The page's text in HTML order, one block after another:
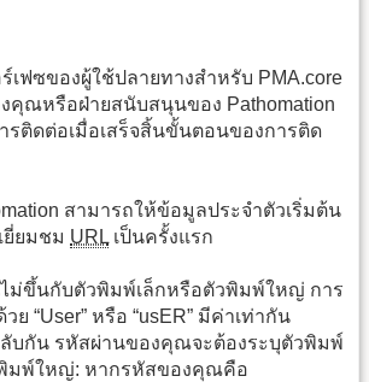
เฟซของผู้ใช้ปลายทางสำหรับ PMA.core
คุณหรือฝ่ายสนับสนุนของ Pathomation
รติดต่อเมื่อเสร็จสิ้นขั้นตอนของการติด
สามารถให้ข้อมูลประจำตัวเริ่มต้น
ยมชม URL เป็นครั้งแรก
ม่ขึ้นกับตัวพิมพ์เล็กหรือตัวพิมพ์ใหญ่ การ
ย “User” หรือ “usER” มีค่าเท่ากัน
บกัน รหัสผ่านของคุณจะต้องระบุตัวพิมพ์
มพ์ใหญ่: หากรหัสของคุณคือ